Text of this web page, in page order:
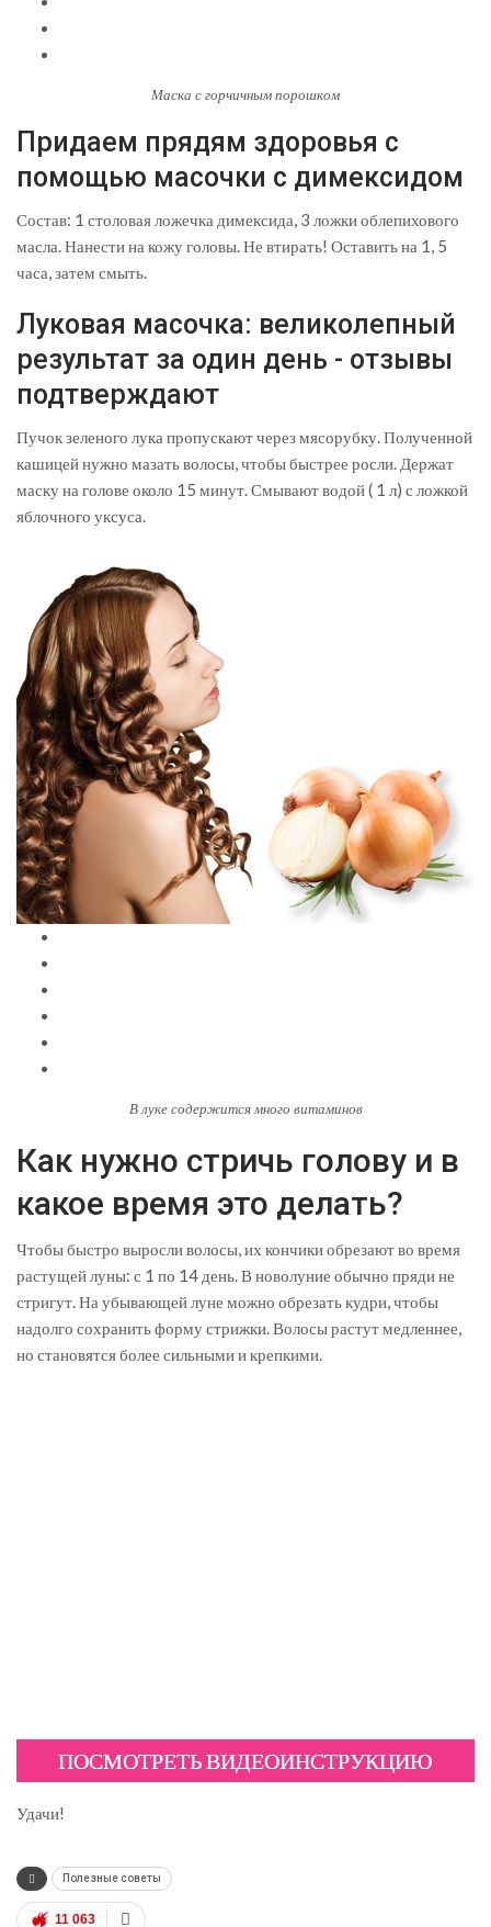
Маска с горчичным порошком
Придаем прядям здоровья с
помощью масочки с димексидом
Состав: 1 столовая ложечка димексида, 3 ложки облепихового
масла. Нанести на кожу головы. Не втирать! Оставить на 1, 5
часа, затем смыть.
Луковая масочка: великолепный
результат за один день - отзывы
подтверждают
Пучок зеленого лука пропускают через мясорубку. Полученной
кашицей нужно мазать волосы, чтобы быстрее росли. Держат
маску на голове около 15 минут. Смывают водой ( 1 л) с ложкой
яблочного уксуса.
В луке содержится много витаминов
Как нужно стричь голову и в
какое время это делать?
Чтобы быстро выросли волосы, их кончики обрезают во время
растущей луны: с 1 по 14 день. В новолуние обычно пряди не
стригут. На убывающей луне можно обрезать кудри, чтобы
надолго сохранить форму стрижки. Волосы растут медленнее,
но становятся более сильными и крепкими.
ПОСМОТРЕТЬ ВИДЕОИНСТРУКЦИЮ
Удачи!
Полезные советы
11 063